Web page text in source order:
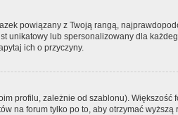
powiązany z Twoją rangą,
unikatowy lub spersonalizowany dla
ich o przyczyny.
profilu, zależnie od szablonu). Większość
na forum tylko po to, aby otrzymać